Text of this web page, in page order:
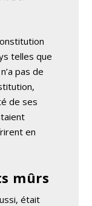
telles que
pas de
de ses
en
mûrs
était